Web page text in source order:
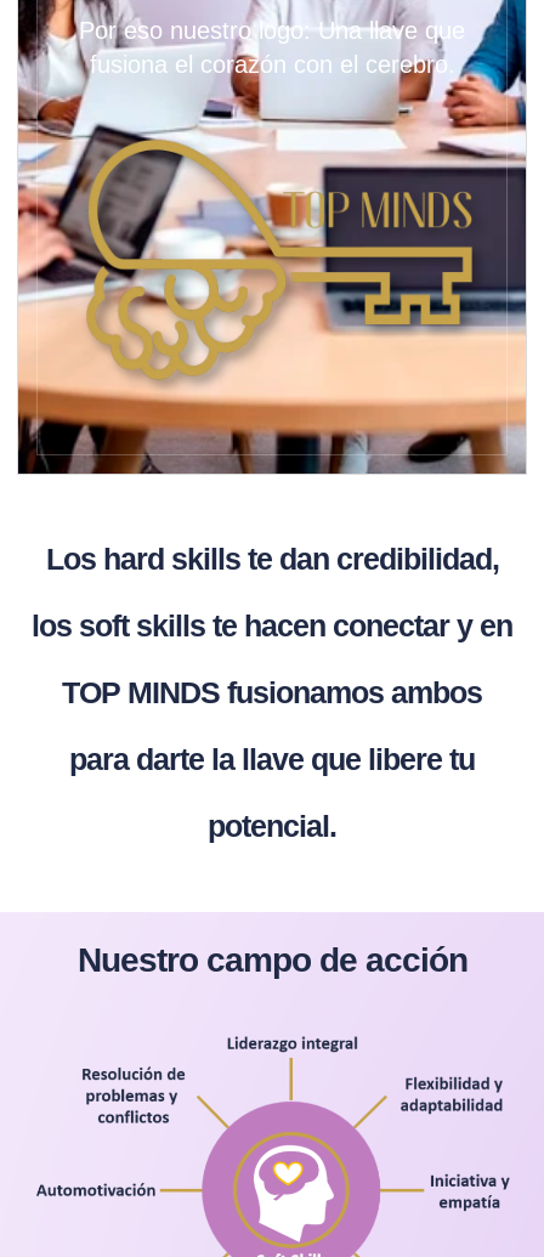
Por eso nuestro logo: Una llave que
fusiona el corazón con el cerebro.
Los hard skills te dan credibilidad,
los soft skills te hacen conectar y en
TOP MINDS fusionamos ambos
para darte la llave que libere tu
potencial.
Nuestro campo de acción